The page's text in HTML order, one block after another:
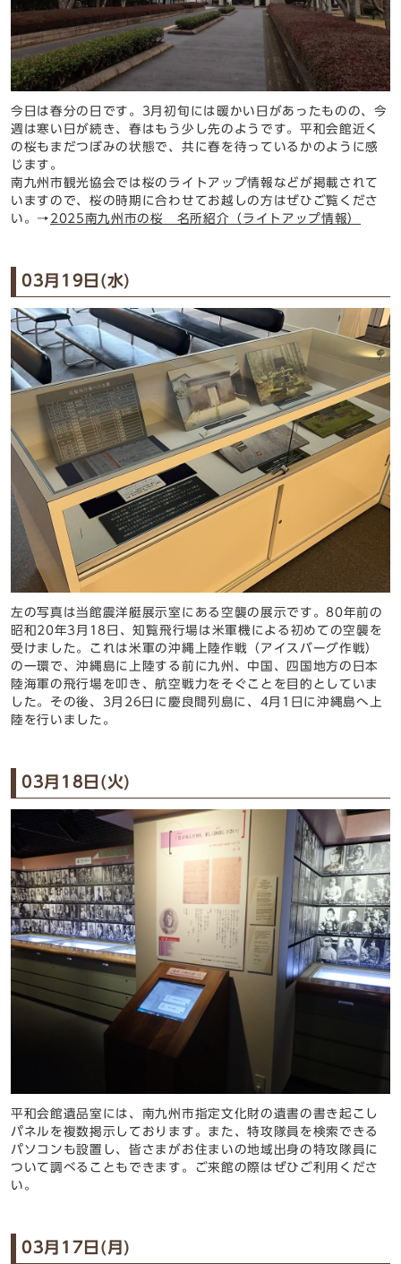
今日は春分の日です。3月初旬には暖かい日があったものの、今
週は寒い日が続き、春はもう少し先のようです。平和会館近く
の桜もまだつぼみの状態で、共に春を待っているかのように感
じます。
南九州市観光協会では桜のライトアップ情報などが掲載されて
いますので、桜の時期に合わせてお越しの方はぜひご覧くださ
い。→ 2025南九州市の桜 名所紹介（ライトアップ情報）
03月19日(水)
左の写真は当館震洋艇展示室にある空襲の展示です。80年前の
昭和20年3月18日、知覧飛行場は米軍機による初めての空襲を
受けました。これは米軍の沖縄上陸作戦（アイスバーグ作戦）
の一環で、沖縄島に上陸する前に九州、中国、四国地方の日本
陸海軍の飛行場を叩き、航空戦力をそぐことを目的としていま
した。その後、3月26日に慶良間列島に、4月1日に沖縄島へ上
陸を行いました。
03月18日(火)
平和会館遺品室には、南九州市指定文化財の遺書の書き起こし
パネルを複数掲示しております。また、特攻隊員を検索できる
パソコンも設置し、皆さまがお住まいの地域出身の特攻隊員に
ついて調べることもできます。ご来館の際はぜひご利用くださ
い。
03月17日(月)